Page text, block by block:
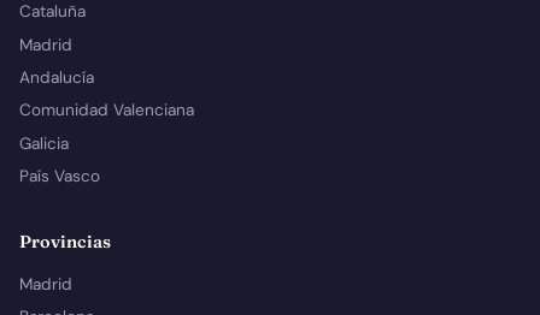
Cataluña
Madrid
Andalucía
Comunidad Valenciana
Galicia
País Vasco
Provincias
Madrid